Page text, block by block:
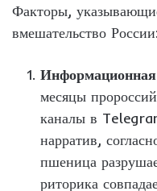
Факторы,
вмешательство России:
месяцы
каналы в
нарратив,
пшеница
риторика